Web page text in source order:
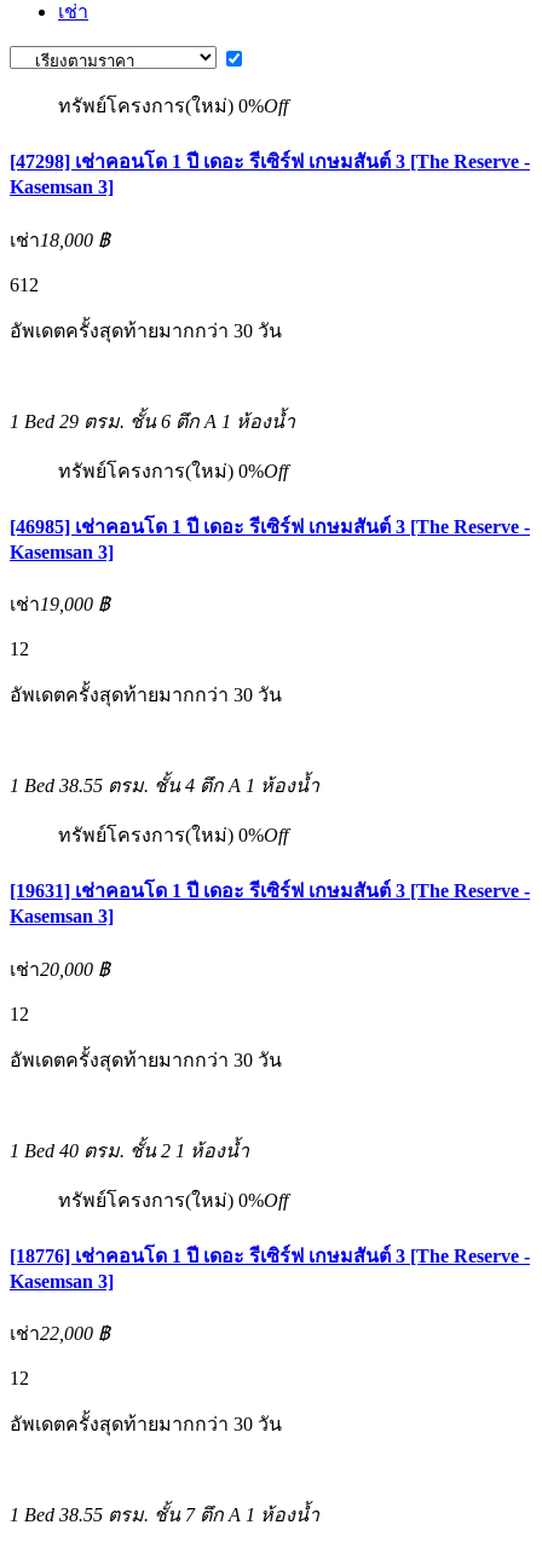
เช่า
ทรัพย์โครงการ(ใหม่) 0%Off
[47298] เช่าคอนโด 1 ปี เดอะ รีเซิร์ฟ เกษมสันต์ 3 [The Reserve -
Kasemsan 3]
เช่า18,000 ฿
612
อัพเดตครั้งสุดท้ายมากกว่า 30 วัน
1 Bed 29 ตรม. ชั้น 6 ตึก A 1 ห้องน้ำ
ทรัพย์โครงการ(ใหม่) 0%Off
[46985] เช่าคอนโด 1 ปี เดอะ รีเซิร์ฟ เกษมสันต์ 3 [The Reserve -
Kasemsan 3]
เช่า19,000 ฿
12
อัพเดตครั้งสุดท้ายมากกว่า 30 วัน
1 Bed 38.55 ตรม. ชั้น 4 ตึก A 1 ห้องน้ำ
ทรัพย์โครงการ(ใหม่) 0%Off
[19631] เช่าคอนโด 1 ปี เดอะ รีเซิร์ฟ เกษมสันต์ 3 [The Reserve -
Kasemsan 3]
เช่า20,000 ฿
12
อัพเดตครั้งสุดท้ายมากกว่า 30 วัน
1 Bed 40 ตรม. ชั้น 2 1 ห้องน้ำ
ทรัพย์โครงการ(ใหม่) 0%Off
[18776] เช่าคอนโด 1 ปี เดอะ รีเซิร์ฟ เกษมสันต์ 3 [The Reserve -
Kasemsan 3]
เช่า22,000 ฿
12
อัพเดตครั้งสุดท้ายมากกว่า 30 วัน
1 Bed 38.55 ตรม. ชั้น 7 ตึก A 1 ห้องน้ำ